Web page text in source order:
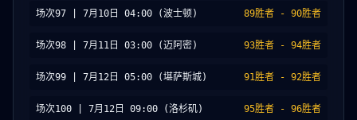
场次97 | 7月10日 04:00 (波士顿) 89胜者 - 90胜者
场次98 | 7月11日 03:00 (迈阿密) 93胜者 - 94胜者
场次99 | 7月12日 05:00 (堪萨斯城) 91胜者 - 92胜者
场次100 | 7月12日 09:00 (洛杉矶) 95胜者 - 96胜者